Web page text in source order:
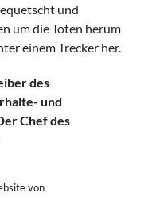
und
um die Toten herum
einem Trecker her.
des
und
Chef des
von